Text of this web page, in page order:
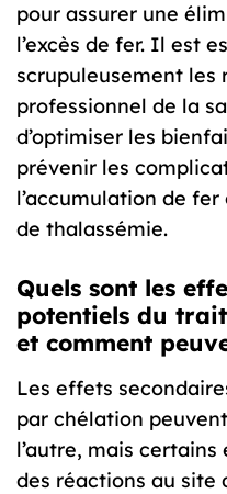
pour assurer une
l’excès de fer. Il est
scrupuleusement les
professionnel de la
d’optimiser les
prévenir les
l’accumulation de
de thalassémie.
Quels sont les
potentiels du
et comment
Les effets
par chélation
l’autre, mais
des réactions au site